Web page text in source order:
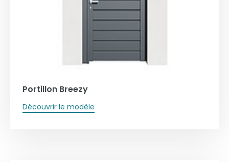
Portillon Breezy
Découvrir le modèle